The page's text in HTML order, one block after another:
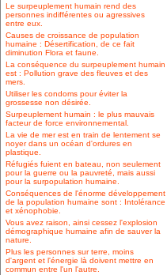
Le surpeuplement humain rend des
personnes indifférentes ou agressives
entre eux.
Causes de croissance de population
humaine : Désertification, de ce fait
diminution Flora et faune.
La conséquence du surpeuplement humain
est : Pollution grave des fleuves et des
mers.
Utiliser les condoms pour éviter la
grossesse non désirée.
Surpeuplement humain : le plus mauvais
facteur de force environnemental.
La vie de mer est en train de lentement se
noyer dans un océan d'ordures en
plastique.
Réfugiés fuient en bateau, non seulement
pour la guerre ou la pauvreté, mais aussi
pour la surpopulation humaine.
Conséquences de l'énorme développement
de la population humaine sont : Intolérance
et xénophobie.
Vous avez raison, ainsi cessez l'explosion
démographique humaine afin de sauver la
nature.
Plus les personnes sur terre, moins
d'argent et l'énergie là doivent mettre en
commun entre l'un l'autre.